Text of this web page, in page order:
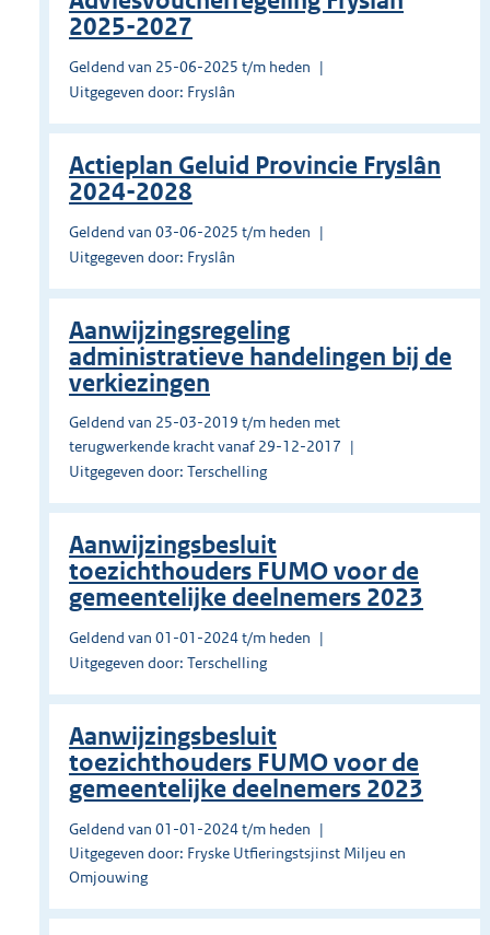
2025-2027
Geldend van 25-06-2025 t/m heden
Uitgegeven door: Fryslân
Actieplan Geluid Provincie Fryslân
2024-2028
Geldend van 03-06-2025 t/m heden
Uitgegeven door: Fryslân
Aanwijzingsregeling
administratieve handelingen bij de
verkiezingen
Geldend van 25-03-2019 t/m heden met
terugwerkende kracht vanaf 29-12-2017
Uitgegeven door: Terschelling
Aanwijzingsbesluit
toezichthouders FUMO voor de
gemeentelijke deelnemers 2023
Geldend van 01-01-2024 t/m heden
Uitgegeven door: Terschelling
Aanwijzingsbesluit
toezichthouders FUMO voor de
gemeentelijke deelnemers 2023
Geldend van 01-01-2024 t/m heden
Uitgegeven door: Fryske Utfieringstsjinst Miljeu en
Omjouwing